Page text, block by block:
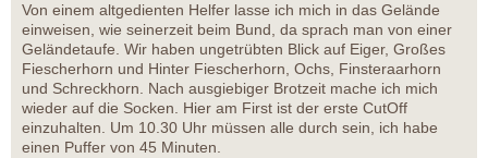
Von einem altgedienten Helfer lasse ich mich in das Gelände
einweisen, wie seinerzeit beim Bund, da sprach man von einer
Geländetaufe. Wir haben ungetrübten Blick auf Eiger, Großes
Fiescherhorn und Hinter Fiescherhorn, Ochs, Finsteraarhorn
und Schreckhorn. Nach ausgiebiger Brotzeit mache ich mich
wieder auf die Socken. Hier am First ist der erste CutOff
einzuhalten. Um 10.30 Uhr müssen alle durch sein, ich habe
einen Puffer von 45 Minuten.